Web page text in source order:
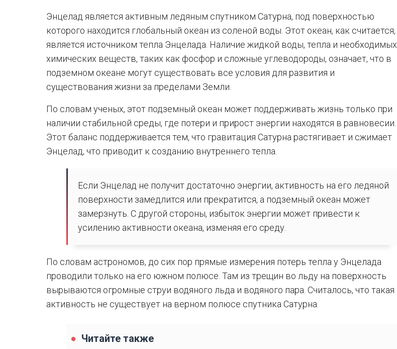
Энцелад является активным ледяным спутником Сатурна, под поверхностью
которого находится глобальный океан из соленой воды. Этот океан, как считается,
является источником тепла Энцелада. Наличие жидкой воды, тепла и необходимых
химических веществ, таких как фосфор и сложные углеводороды, означает, что в
подземном океане могут существовать все условия для развития и
существования жизни за пределами Земли.
По словам ученых, этот подземный океан может поддерживать жизнь только при
наличии стабильной среды, где потери и прирост энергии находятся в равновесии.
Этот баланс поддерживается тем, что гравитация Сатурна растягивает и сжимает
Энцелад, что приводит к созданию внутреннего тепла.
Если Энцелад не получит достаточно энергии, активность на его ледяной
поверхности замедлится или прекратится, а подземный океан может
замерзнуть. С другой стороны, избыток энергии может привести к
усилению активности океана, изменяя его среду.
По словам астрономов, до сих пор прямые измерения потерь тепла у Энцелада
проводили только на его южном полюсе. Там из трещин во льду на поверхность
вырываются огромные струи водяного льда и водяного пара. Считалось, что такая
активность не существует на верном полюсе спутника Сатурна.
Читайте также